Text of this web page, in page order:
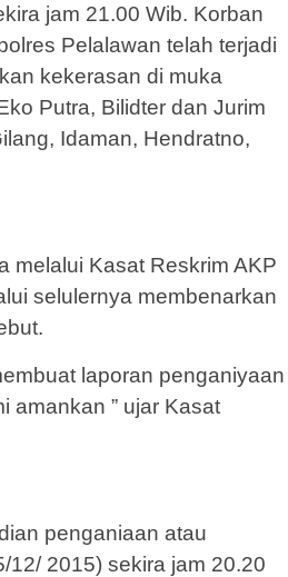
jam 21.00 Wib. Korban
Pelalawan telah terjadi
kekerasan di muka
Putra, Bilidter dan Jurim
Idaman, Hendratno,
melalui Kasat Reskrim AKP
selulernya membenarkan
laporan penganiyaan
amankan ” ujar Kasat
penganiaan atau
12/ 2015) sekira jam 20.20